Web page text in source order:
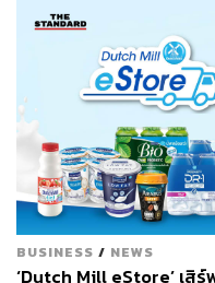
คุณค่าของดนตรีนอกเห
บทเพลงยังคงสามารถส่
ชีวิตมีความงดงาม และด
BLEND 285 จึงนำแนวคิด
BLEN FES LIVE
เชื่อมโยงให้ผู้คนได้มาร่
สุดยอดศิลปินที่นำทัพโดย
ทั้ง Lomosonic วงดนตรี
ได้กระโดดไปกับดนตรีหนัก
BUSINESS / NEWS
‘Dutch Mill eStore’ เสิ